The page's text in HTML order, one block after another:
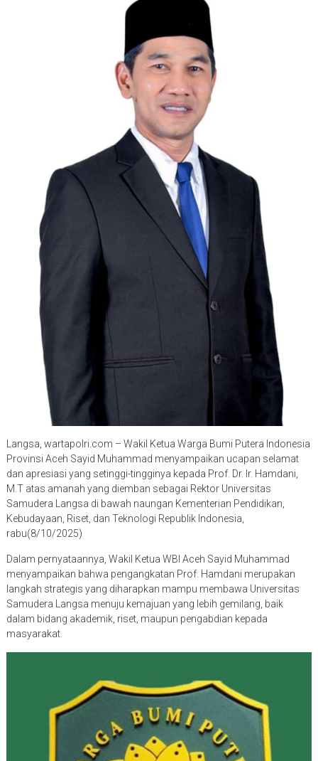
Langsa, wartapolri.com – Wakil Ketua Warga Bumi Putera Indonesia
Provinsi Aceh Sayid Muhammad menyampaikan ucapan selamat
dan apresiasi yang setinggi-tingginya kepada Prof. Dr. Ir. Hamdani,
M.T atas amanah yang diemban sebagai Rektor Universitas
Samudera Langsa di bawah naungan Kementerian Pendidikan,
Kebudayaan, Riset, dan Teknologi Republik Indonesia,
rabu(8/10/2025)
Dalam pernyataannya, Wakil Ketua WBI Aceh Sayid Muhammad
menyampaikan bahwa pengangkatan Prof. Hamdani merupakan
langkah strategis yang diharapkan mampu membawa Universitas
Samudera Langsa menuju kemajuan yang lebih gemilang, baik
dalam bidang akademik, riset, maupun pengabdian kepada
masyarakat.